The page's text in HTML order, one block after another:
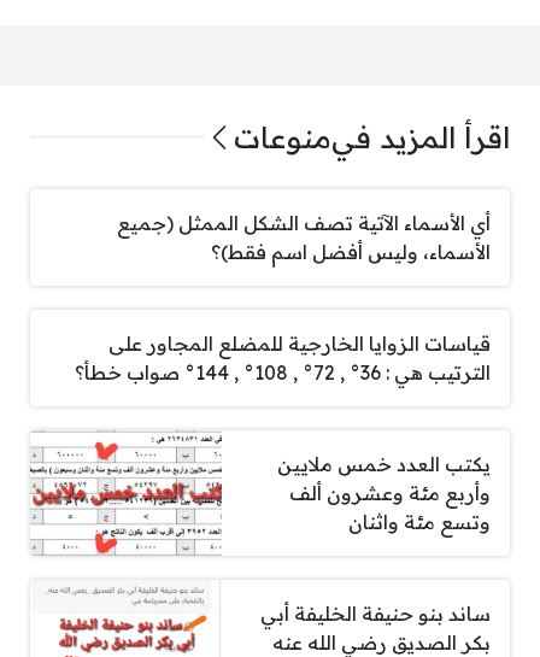
اقرأ المزيد فيمنوعات
أي الأسماء الآتية تصف الشكل الممثل (جميع
الأسماء، وليس أفضل اسم فقط)؟
قياسات الزوايا الخارجية للمضلع المجاور على
الترتيب هي : 36° , 72° , 108° , 144° صواب خطأ؟
يكتب العدد خمس ملايين
وأربع مئة وعشرون ألف
وتسع مئة واثنان
ساند بنو حنيفة الخليفة أبي
بكر الصديق رضي الله عنه